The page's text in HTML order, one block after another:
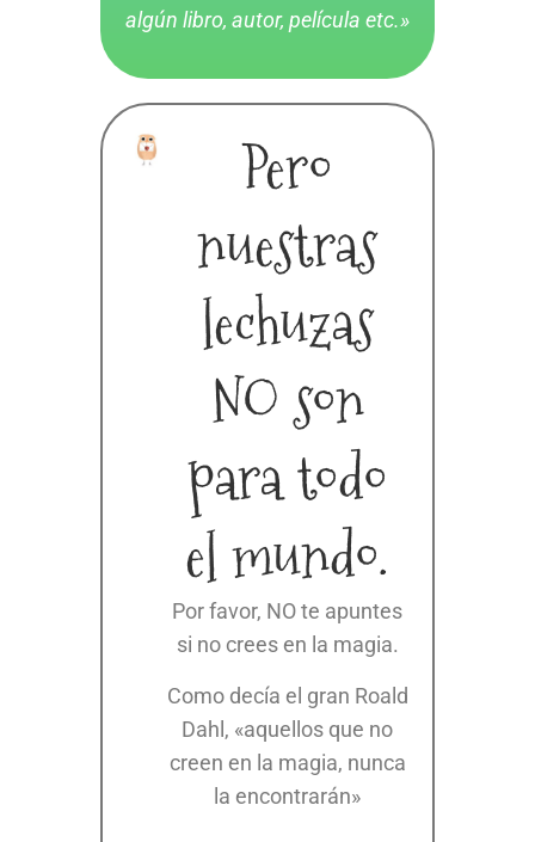
algún libro, autor, película etc.»
Pero
nuestras
lechuzas
NO son
para todo
el mundo.
Por favor, NO te apuntes
si no crees en la magia.
Como decía el gran Roald
Dahl, «aquellos que no
creen en la magia, nunca
la encontrarán»